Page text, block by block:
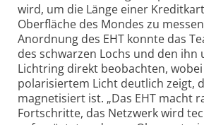
wird, um die Länge einer
Oberfläche des Mondes zu
Anordnung des EHT konnte das
des schwarzen Lochs und den ihn
Lichtring direkt beobachten,
pola­risiertem Licht deutlich zeigt,
magnetisiert ist. „Das EHT macht
Fortschritte, das Netzwerk wird